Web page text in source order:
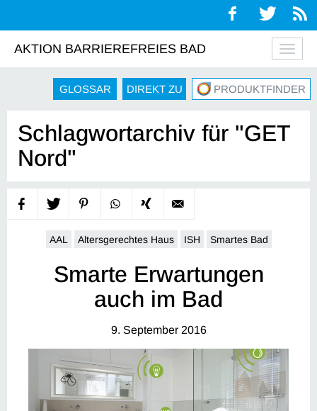
AKTION BARRIEREFREIES BAD
GLOSSAR DIREKT ZU PRODUKTFINDER
Schlagwortarchiv für "GET
Nord"
AAL Altersgerechtes Haus ISH Smartes Bad
Smarte Erwartungen
auch im Bad
9. September 2016